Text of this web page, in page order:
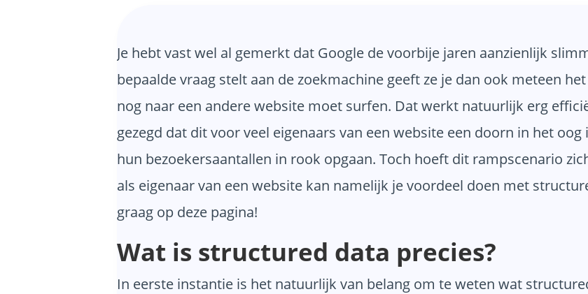
Je hebt vast wel al gemerkt dat Google de voorbije jaren aanzienlijk
bepaalde vraag stelt aan de zoekmachine geeft ze je dan ook meteen
nog naar een andere website moet surfen. Dat werkt natuurlijk erg
gezegd dat dit voor veel eigenaars van een website een doorn in het
hun bezoekersaantallen in rook opgaan. Toch hoeft dit rampscenario
als eigenaar van een website kan namelijk je voordeel doen met
graag op deze pagina!
Wat is structured data precies?
In eerste instantie is het natuurlijk van belang om te weten wat